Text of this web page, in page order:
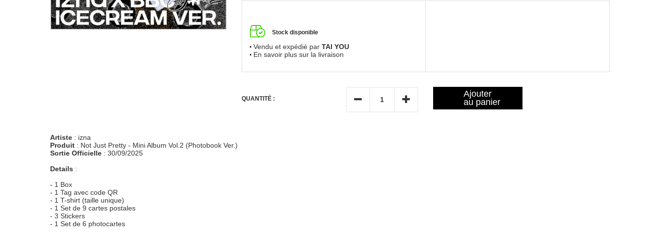
Stock disponible
Vendu et expédié par TAI YOU
En savoir plus sur la livraison
QUANTITÉ :
Ajouter
au panier
Artiste : izna
Produit : Not Just Pretty - Mini Album Vol.2 (Photobook Ver.)
Sortie Officielle : 30/09/2025
Details :
- 1 Box
- 1 Tag avec code QR
- 1 T-shirt (taille unique)
- 1 Set de 9 cartes postales
- 3 Stickers
- 1 Set de 6 photocartes